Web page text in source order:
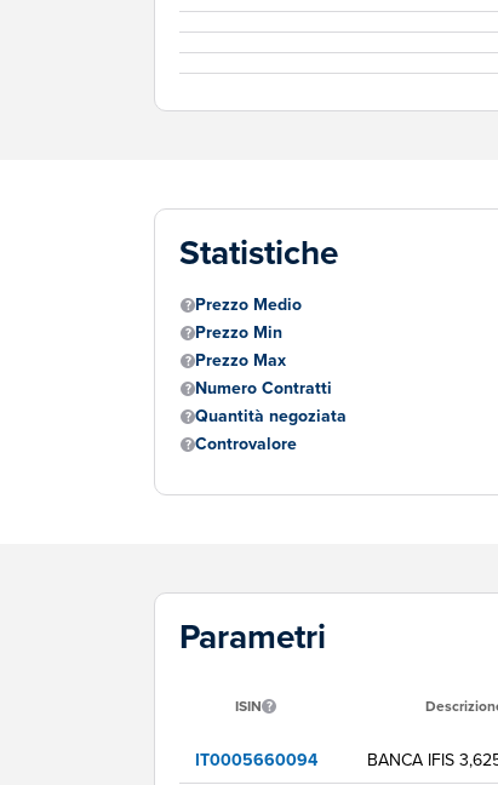
Statistiche
Prezzo Medio
Prezzo Min
Prezzo Max
Numero Contratti
Quantità negoziata
Controvalore
Parametri
ISIN
IT0005660094 BANCA IFIS